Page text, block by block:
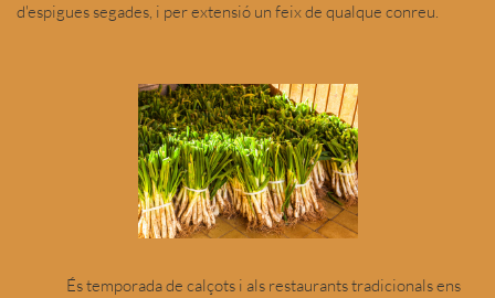
d'espigues segades, i per extensió un feix de qualque conreu.
És temporada de calçots i als restaurants tradicionals ens